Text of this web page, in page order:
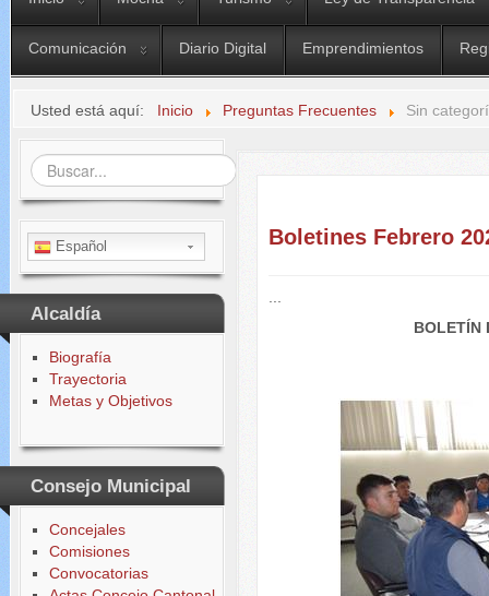
Comunicación Diario Digital Emprendimientos
Usted está aquí: Inicio Preguntas Frecuentes Sin
Buscar...
Español
Alcaldía
Biografía
Trayectoria
Metas y Objetivos
Consejo Municipal
Concejales
Comisiones
Convocatorias
Boletines Febrero
BOLETÍN